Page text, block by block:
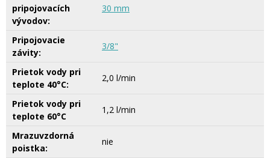
pripojovacích
vývodov:
30 mm
Pripojovacie
závity:
3/8"
Prietok vody pri
teplote 40°C:
2,0 l/min
Prietok vody pri
teplote 60°C
1,2 l/min
Mrazuvzdorná
poistka:
nie